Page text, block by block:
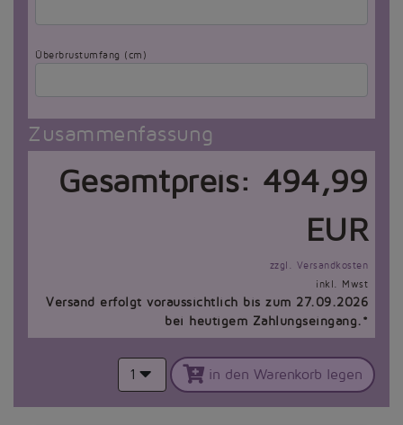
Überbrustumfang (cm)
Zusammenfassung
Gesamtpreis: 494,99
EUR
zzgl. Versandkosten
inkl. Mwst
Versand erfolgt voraussichtlich bis zum 27.09.2026
bei heutigem Zahlungseingang.*
1 in den Warenkorb legen